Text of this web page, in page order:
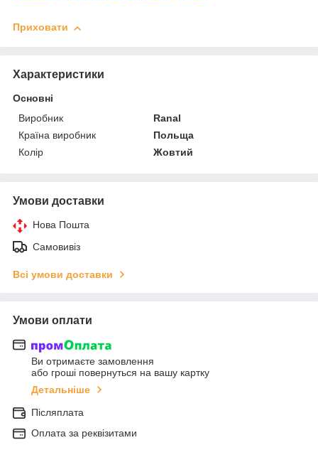
Приховати
Характеристики
Основні
Виробник
Ranal
Країна виробник
Польща
Колір
Жовтий
Умови доставки
Нова Пошта
Самовивіз
Всі умови доставки
Умови оплати
Ви отримаєте замовлення
або гроші повернуться на вашу картку
Детальніше
Післяплата
Оплата за реквізитами